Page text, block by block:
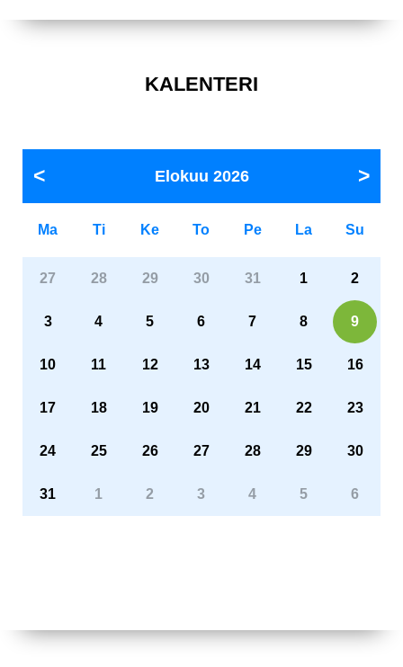
KALENTERI
Elokuu 2026
Ma Ti Ke To Pe La Su
27 28 29 30 31 1 2
3 4 5 6 7 8 9
10 11 12 13 14 15 16
17 18 19 20 21 22 23
24 25 26 27 28 29 30
31 1 2 3 4 5 6